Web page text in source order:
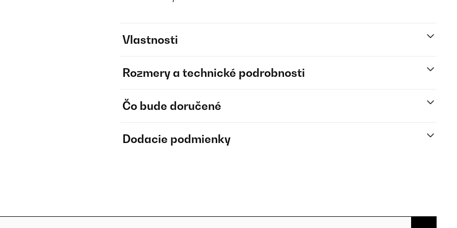
Vlastnosti
Rozmery a technické podrobnosti
Čo bude doručené
Dodacie podmienky